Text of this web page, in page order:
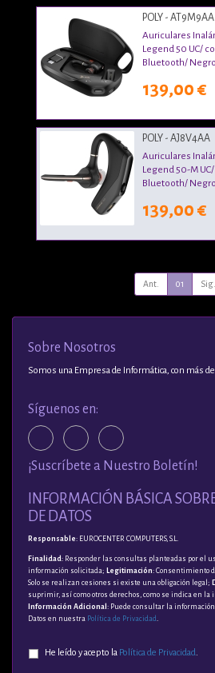
POLY - AT9M9AA
Auriculares
Legend 50 UC/
Bluetooth/
139,00 €
POLY - AJ8V4AA
Auriculares
Legend 50-M
Bluetooth/
139,00 €
Ant. 01 Sig.
Sobre Nosotros
Somos una Empresa de Informática, con más
Síguenos en:
¡Suscríbete a Nuestro Boletín!
INFORMACIÓN BÁSICA
DE DATOS
Responsable: EUROCENTER COMPUTERS, S.L.
Finalidad: Responder las consultas planteadas por el
información solicitada; Legitimación: Consentimiento
Solo se realizan cesiones si existe una obligación legal;
suprimir, así como otros derechos, como se indica en la
Información Adicional : Puede consultar la información
Datos en nuestra Política de Privacidad.
He leído y acepto la Política de Privacidad.